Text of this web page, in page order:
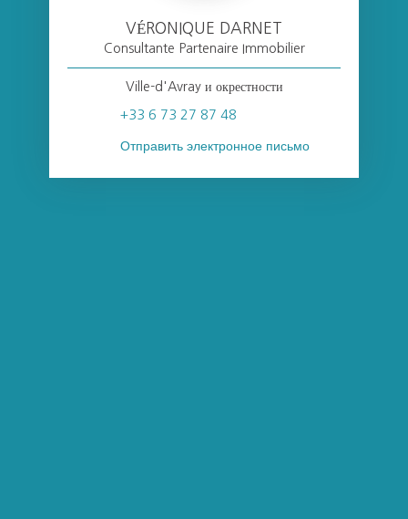
VÉRONIQUE DARNET
Consultante Partenaire Immobilier
Ville-d'Avray и окрестности
+33 6 73 27 87 48
Отправить электронное письмо